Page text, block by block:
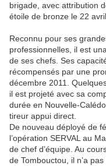
brigade, avec attribution
étoile de bronze le 22
Reconnu pour ses
professionnelles, il est
de ses chefs. Ses
récompensés par une
décembre 2011.
il est projeté avec sa
durée en Nouvelle-
tireur appui direct.
De nouveau déployé de
l’opération SERVAL au
de chef d’équipe. Au
de Tombouctou, il n’a